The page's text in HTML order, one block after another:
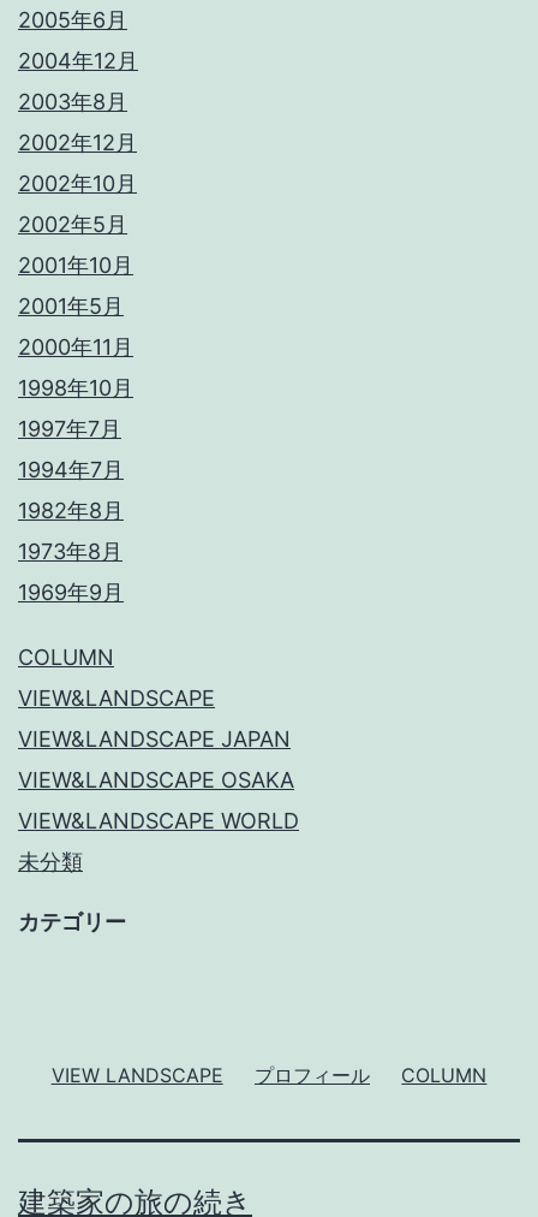
2005年6月
2004年12月
2003年8月
2002年12月
2002年10月
2002年5月
2001年10月
2001年5月
2000年11月
1998年10月
1997年7月
1994年7月
1982年8月
1973年8月
1969年9月
COLUMN
VIEW&LANDSCAPE
VIEW&LANDSCAPE JAPAN
VIEW&LANDSCAPE OSAKA
VIEW&LANDSCAPE WORLD
未分類
カテゴリー
VIEW LANDSCAPE プロフィール COLUMN
建築家の旅の続き